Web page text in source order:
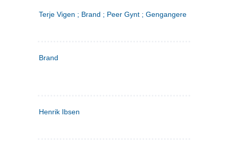
Terje Vigen ; Brand ; Peer Gynt ; Gengangere
Brand
Henrik Ibsen